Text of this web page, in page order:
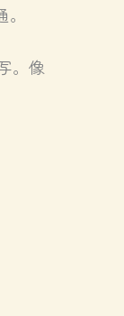
。像